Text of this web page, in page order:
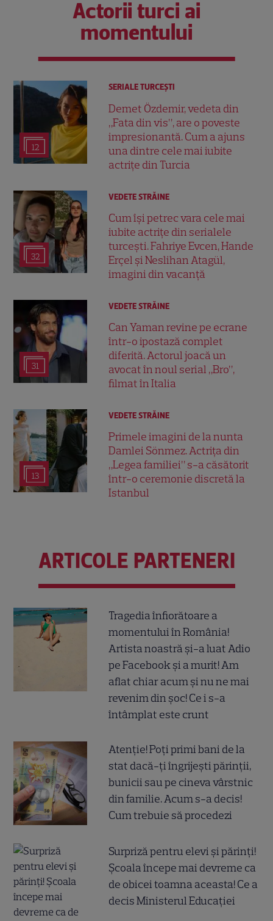
Actorii turci ai
momentului
12
SERIALE TURCEŞTI
Demet Özdemir, vedeta din
„Fata din vis”, are o poveste
impresionantă. Cum a ajuns
una dintre cele mai iubite
actrițe din Turcia
32
VEDETE STRĂINE
Cum își petrec vara cele mai
iubite actrițe din serialele
turcești. Fahriye Evcen, Hande
Erçel și Neslihan Atagül,
imagini din vacanță
31
VEDETE STRĂINE
Can Yaman revine pe ecrane
într-o ipostază complet
diferită. Actorul joacă un
avocat în noul serial „Bro”,
filmat în Italia
13
VEDETE STRĂINE
Primele imagini de la nunta
Damlei Sönmez. Actrița din
„Legea familiei” s-a căsătorit
într-o ceremonie discretă la
Istanbul
ARTICOLE PARTENERI
Tragedia înfiorătoare a
momentului în România!
Artista noastră și-a luat Adio
pe Facebook și a murit! Am
aflat chiar acum și nu ne mai
revenim din șoc! Ce i s-a
întâmplat este crunt
Atenție! Poți primi bani de la
stat dacă-ți îngrijești părinții,
bunicii sau pe cineva vârstnic
din familie. Acum s-a decis!
Cum trebuie să procedezi
Surpriză pentru elevi și părinți!
Școala începe mai devreme ca
de obicei toamna aceasta! Ce a
decis Ministerul Educației